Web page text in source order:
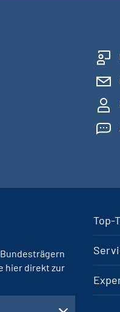
Top-
hier direkt zur